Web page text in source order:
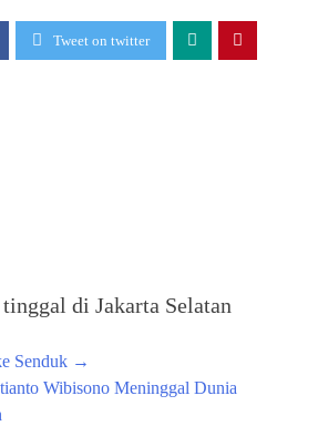
Tweet on twitter
di Jakarta Selatan
Senduk →
Wibisono Meninggal Dunia